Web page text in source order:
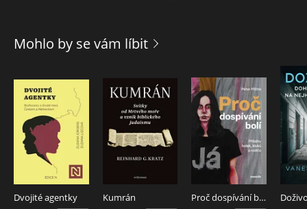
Mohlo by se vám líbit
Dvojité agentky Kumrán Proč dospívání bolí